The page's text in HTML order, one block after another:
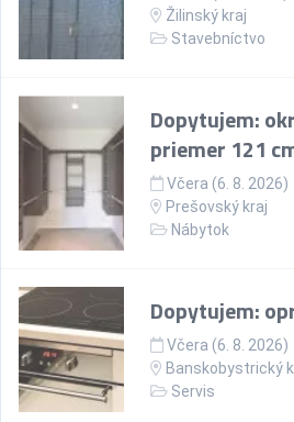
Žilinský kraj
Stavebníctvo
Dopytujem:
priemer 121
Včera (6. 8. 2026)
Prešovský kraj
Nábytok
Dopytujem:
Včera (6. 8. 2026)
Banskobystrický
Servis